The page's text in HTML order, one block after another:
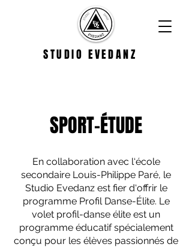
STUDIO EVEDANZ
SPORT-ÉTUDE
En collaboration avec l‘école
secondaire Louis-Philippe Paré, le
Studio Evedanz est fier d‘offrir le
programme Profil Danse-Élite. Le
volet profil-danse élite est un
programme éducatif spécialement
conçu pour les élèves passionnés de